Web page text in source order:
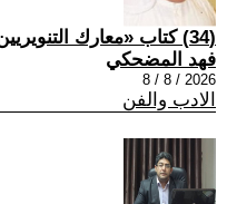
(34) كتاب «معارك التنويريين والأصوليين في أوروبا»
فهد المضحكي
2026 / 8 / 8
الادب والفن